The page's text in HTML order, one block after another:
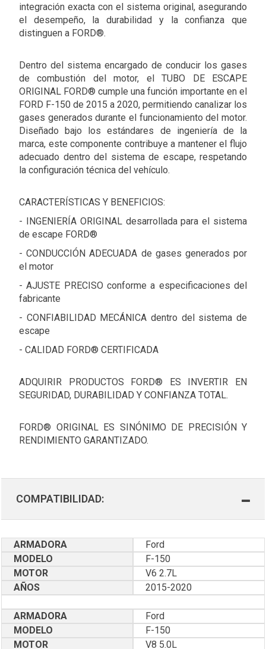
integración exacta con el sistema original, asegurando
el desempeño, la durabilidad y la confianza que
distinguen a FORD®.
Dentro del sistema encargado de conducir los gases
de combustión del motor, el TUBO DE ESCAPE
ORIGINAL FORD® cumple una función importante en el
FORD F-150 de 2015 a 2020, permitiendo canalizar los
gases generados durante el funcionamiento del motor.
Diseñado bajo los estándares de ingeniería de la
marca, este componente contribuye a mantener el flujo
adecuado dentro del sistema de escape, respetando
la configuración técnica del vehículo.
CARACTERÍSTICAS Y BENEFICIOS:
- INGENIERÍA ORIGINAL desarrollada para el sistema
de escape FORD®
- CONDUCCIÓN ADECUADA de gases generados por
el motor
- AJUSTE PRECISO conforme a especificaciones del
fabricante
- CONFIABILIDAD MECÁNICA dentro del sistema de
escape
- CALIDAD FORD® CERTIFICADA
ADQUIRIR PRODUCTOS FORD® ES INVERTIR EN
SEGURIDAD, DURABILIDAD Y CONFIANZA TOTAL.
FORD® ORIGINAL ES SINÓNIMO DE PRECISIÓN Y
RENDIMIENTO GARANTIZADO.
COMPATIBILIDAD:
ARMADORA
Ford
MODELO
F-150
MOTOR
V6 2.7L
AÑOS
2015-2020
ARMADORA
Ford
MODELO
F-150
MOTOR
V8 5.0L